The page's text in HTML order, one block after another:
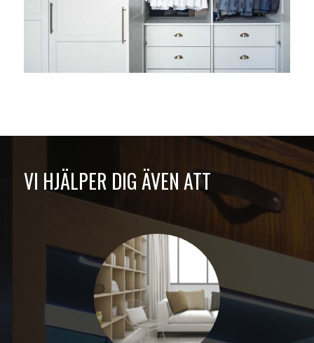
VI HJÄLPER DIG ÄVEN ATT